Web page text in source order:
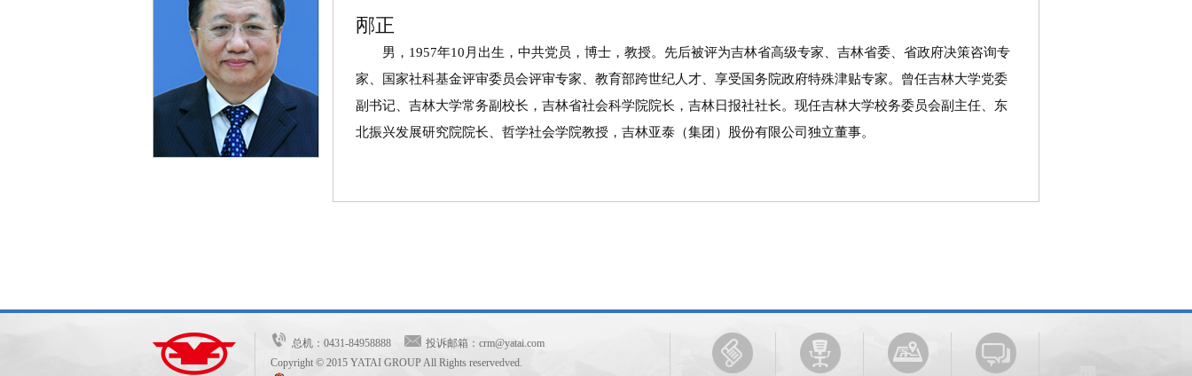
邴正
男，1957年10月出生，中共党员，博士，教授。先后被评为吉林省高级专家、吉林省委、省政府决策咨询专
家、国家社科基金评审委员会评审专家、教育部跨世纪人才、享受国务院政府特殊津贴专家。曾任吉林大学党委
副书记、吉林大学常务副校长，吉林省社会科学院院长，吉林日报社社长。现任吉林大学校务委员会副主任、东
北振兴发展研究院院长、哲学社会学院教授，吉林亚泰（集团）股份有限公司独立董事。
总机：0431-84958888
投诉邮箱：crm@yatai.com
Copyright © 2015 YATAI GROUP All Rights reservedved.